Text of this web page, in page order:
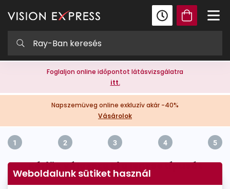
Foglaljon online időpontot látásvizsgálatra
itt.
Napszemüveg online exkluzív akár -40%
Vásárolok
1 2 3 4 5
Kérjük válassza ki a lencse típusát
Weboldalunk sütiket használ